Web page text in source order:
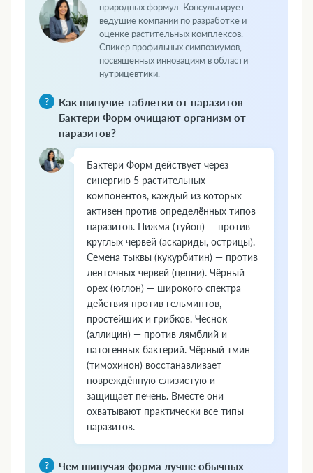
природных формул. Консультирует
ведущие компании по разработке и
оценке растительных комплексов.
Спикер профильных симпозиумов,
посвящённых инновациям в области
нутрицевтики.
Как шипучие таблетки от паразитов
Бактери Форм очищают организм от
паразитов?
Бактери Форм действует через
синергию 5 растительных
компонентов, каждый из которых
активен против определённых типов
паразитов. Пижма (туйон) — против
круглых червей (аскариды, острицы).
Семена тыквы (кукурбитин) — против
ленточных червей (цепни). Чёрный
орех (юглон) — широкого спектра
действия против гельминтов,
простейших и грибков. Чеснок
(аллицин) — против лямблий и
патогенных бактерий. Чёрный тмин
(тимохинон) восстанавливает
повреждённую слизистую и
защищает печень. Вместе они
охватывают практически все типы
паразитов.
Чем шипучая форма лучше обычных